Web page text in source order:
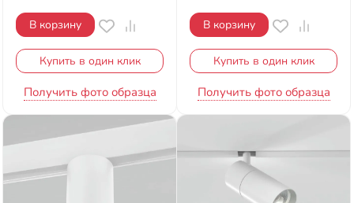
В корзину
Купить в один клик
Получить фото образца
В корзину
Купить в один клик
Получить фото образца